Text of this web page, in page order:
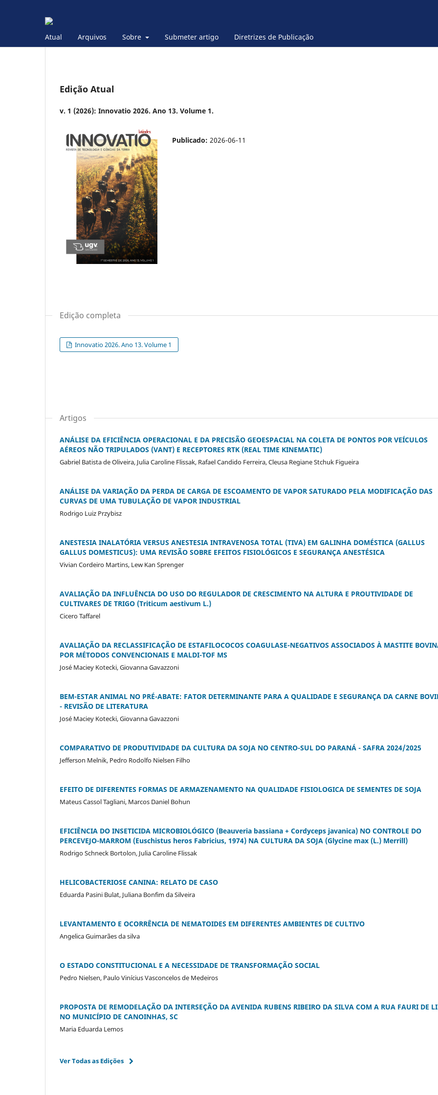
Atual Arquivos Sobre Submeter artigo Diretrizes de Publicação
Edição Atual
v. 1 (2026): Innovatio 2026. Ano 13. Volume 1.
Publicado: 2026-06-11
Edição completa
Innovatio 2026. Ano 13. Volume 1
Artigos
ANÁLISE DA EFICIÊNCIA OPERACIONAL E DA PRECISÃO GEOESPACIAL NA COLETA DE PONTOS POR VEÍCULOS
AÉREOS NÃO TRIPULADOS (VANT) E RECEPTORES RTK (REAL TIME KINEMATIC)
Gabriel Batista de Oliveira, Julia Caroline Flissak, Rafael Candido Ferreira, Cleusa Regiane Stchuk Figueira
ANÁLISE DA VARIAÇÃO DA PERDA DE CARGA DE ESCOAMENTO DE VAPOR SATURADO PELA MODIFICAÇÃO DAS
CURVAS DE UMA TUBULAÇÃO DE VAPOR INDUSTRIAL
Rodrigo Luiz Przybisz
ANESTESIA INALATÓRIA VERSUS ANESTESIA INTRAVENOSA TOTAL (TIVA) EM GALINHA DOMÉSTICA (GALLUS
GALLUS DOMESTICUS): UMA REVISÃO SOBRE EFEITOS FISIOLÓGICOS E SEGURANÇA ANESTÉSICA
Vivian Cordeiro Martins, Lew Kan Sprenger
AVALIAÇÃO DA INFLUÊNCIA DO USO DO REGULADOR DE CRESCIMENTO NA ALTURA E PROUTIVIDADE DE
CULTIVARES DE TRIGO (Triticum aestivum L.)
Cicero Taffarel
AVALIAÇÃO DA RECLASSIFICAÇÃO DE ESTAFILOCOCOS COAGULASE-NEGATIVOS ASSOCIADOS À MASTITE
POR MÉTODOS CONVENCIONAIS E MALDI-TOF MS
José Maciey Kotecki, Giovanna Gavazzoni
BEM-ESTAR ANIMAL NO PRÉ-ABATE: FATOR DETERMINANTE PARA A QUALIDADE E SEGURANÇA DA CARNE
- REVISÃO DE LITERATURA
José Maciey Kotecki, Giovanna Gavazzoni
COMPARATIVO DE PRODUTIVIDADE DA CULTURA DA SOJA NO CENTRO-SUL DO PARANÁ - SAFRA 2024/2025
Jefferson Melnik, Pedro Rodolfo Nielsen Filho
EFEITO DE DIFERENTES FORMAS DE ARMAZENAMENTO NA QUALIDADE FISIOLOGICA DE SEMENTES DE SOJA
Mateus Cassol Tagliani, Marcos Daniel Bohun
EFICIÊNCIA DO INSETICIDA MICROBIOLÓGICO (Beauveria bassiana + Cordyceps javanica) NO CONTROLE DO
PERCEVEJO-MARROM (Euschistus heros Fabricius, 1974) NA CULTURA DA SOJA (Glycine max (L.) Merrill)
Rodrigo Schneck Bortolon, Julia Caroline Flissak
HELICOBACTERIOSE CANINA: RELATO DE CASO
Eduarda Pasini Bulat, Juliana Bonfim da Silveira
LEVANTAMENTO E OCORRÊNCIA DE NEMATOIDES EM DIFERENTES AMBIENTES DE CULTIVO
Angelica Guimarães da silva
O ESTADO CONSTITUCIONAL E A NECESSIDADE DE TRANSFORMAÇÃO SOCIAL
Pedro Nielsen, Paulo Vinícius Vasconcelos de Medeiros
PROPOSTA DE REMODELAÇÃO DA INTERSEÇÃO DA AVENIDA RUBENS RIBEIRO DA SILVA COM A RUA FAURI DE
NO MUNICÍPIO DE CANOINHAS, SC
Maria Eduarda Lemos
Ver Todas as Edições